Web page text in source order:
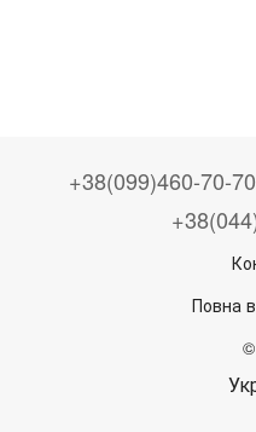
+38(099)460-70-70
Повна